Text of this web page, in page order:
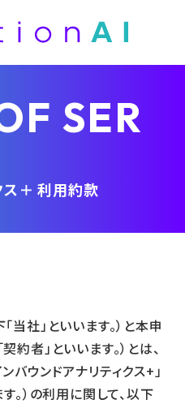
SER
ス＋ 利用約款
社」といいます。）と本申
者」といいます。）とは、
バウンドアナリティクス+」
。）の利用に関して、以下